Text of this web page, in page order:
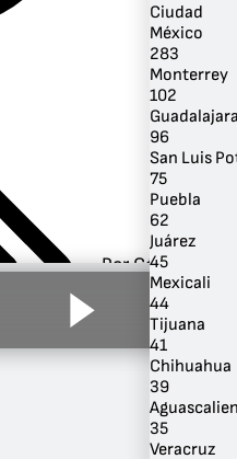
Por Género
Ciudad
México
283
Monterrey
102
96
San Luis
75
Puebla
62
Juárez
45
Mexicali
44
Tijuana
41
Chihuahua
39
35
Veracruz